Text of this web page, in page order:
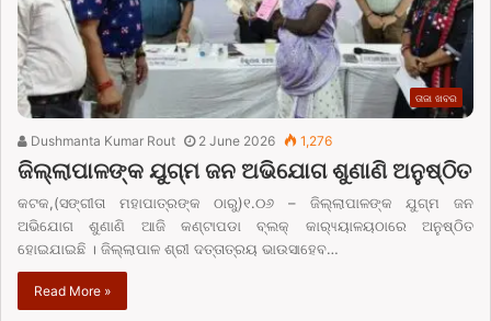
ତାଜା ଖବର
Dushmanta Kumar Rout 2 June 2026 1,276
ଜିଲ୍ଲାପାଳଙ୍କ ଯୁଗ୍ମ ଜନ ଅଭିଯୋଗ ଶୁଣାଣି ଅନୁଷ୍ଠିତ
କଟକ,(ସଙ୍ଗୀତା ମହାପାତ୍ରଙ୍କ ଠାରୁ)୧.୦୬ – ଜିଲ୍ଲାପାଳଙ୍କ ଯୁଗ୍ମ ଜନ
ଅଭିଯୋଗ ଶୁଣାଣି ଆଜି କଣ୍ଟାପଡା ବ୍ଲକ୍ କାର‌୍ୟ୍ୟାଳୟଠାରେ ଅନୁଷ୍ଠିତ
ହୋଇଯାଇଛି । ଜିଲ୍ଲାପାଳ ଶ୍ରୀ ଦତ୍ତାତ୍ରୟ ଭାଉସାହେବ…
Read More »